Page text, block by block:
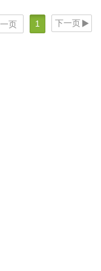
页 1 下一页